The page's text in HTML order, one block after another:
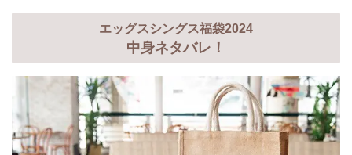
エッグスシングス福袋2024
中身ネタバレ！